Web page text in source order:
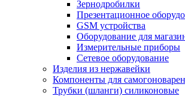
Зернодробилки
Презентационное
GSM устройства
Оборудование для
Измерительные приборы
Сетевое оборудование
Изделия из нержавейки
Компоненты для
Трубки (шланги) силиконовые